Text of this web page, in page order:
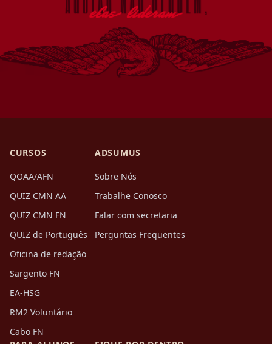
CURSOS
QOAA/AFN
QUIZ CMN AA
QUIZ CMN FN
QUIZ de Português
Oficina de redação
Sargento FN
EA-HSG
RM2 Voluntário
Cabo FN
ADSUMUS
Sobre Nós
Trabalhe Conosco
Falar com secretaria
Perguntas Frequentes